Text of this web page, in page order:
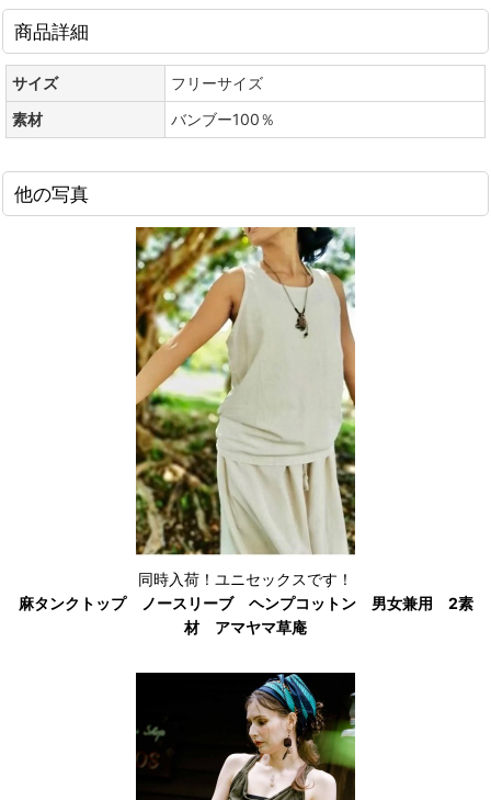
商品詳細
サイズ
フリーサイズ
素材
バンブー100％
他の写真
同時入荷！ユニセックスです！
麻タンクトップ ノースリーブ ヘンプコットン 男女兼用 2素
材 アマヤマ草庵